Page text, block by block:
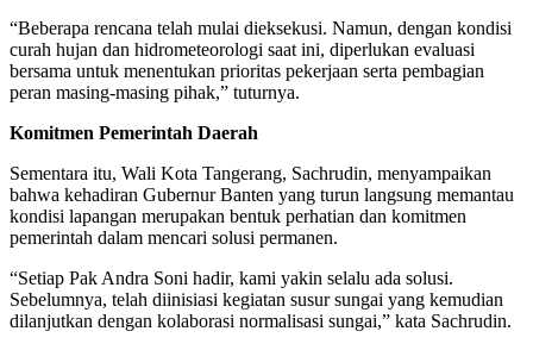
“Beberapa rencana telah mulai dieksekusi. Namun, dengan kondisi
curah hujan dan hidrometeorologi saat ini, diperlukan evaluasi
bersama untuk menentukan prioritas pekerjaan serta pembagian
peran masing-masing pihak,” tuturnya.
Komitmen Pemerintah Daerah
Sementara itu, Wali Kota Tangerang, Sachrudin, menyampaikan
bahwa kehadiran Gubernur Banten yang turun langsung memantau
kondisi lapangan merupakan bentuk perhatian dan komitmen
pemerintah dalam mencari solusi permanen.
“Setiap Pak Andra Soni hadir, kami yakin selalu ada solusi.
Sebelumnya, telah diinisiasi kegiatan susur sungai yang kemudian
dilanjutkan dengan kolaborasi normalisasi sungai,” kata Sachrudin.